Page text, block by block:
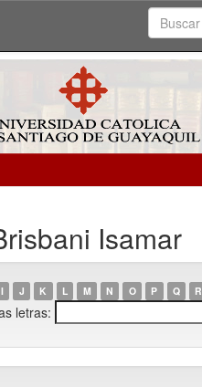
Isamar
I J K L M N O P Q R
letras: